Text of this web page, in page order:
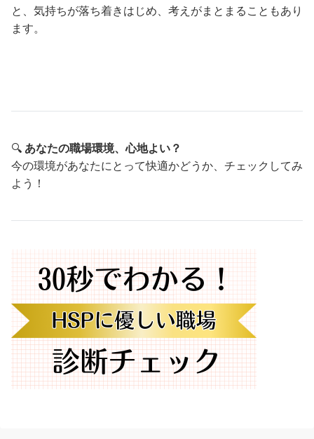
と、気持ちが落ち着きはじめ、考えがまとまることもあり
ます。
🔍 あなたの職場環境、心地よい？
今の環境があなたにとって快適かどうか、チェックしてみ
よう！